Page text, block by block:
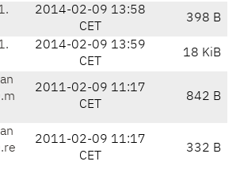
2014-02-09 13:58
CET
398 B
2014-02-09 13:59
CET
18 KiB
2011-02-09 11:17
CET
842 B
2011-02-09 11:17
CET
332 B